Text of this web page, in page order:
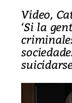
Video,
‘Si la